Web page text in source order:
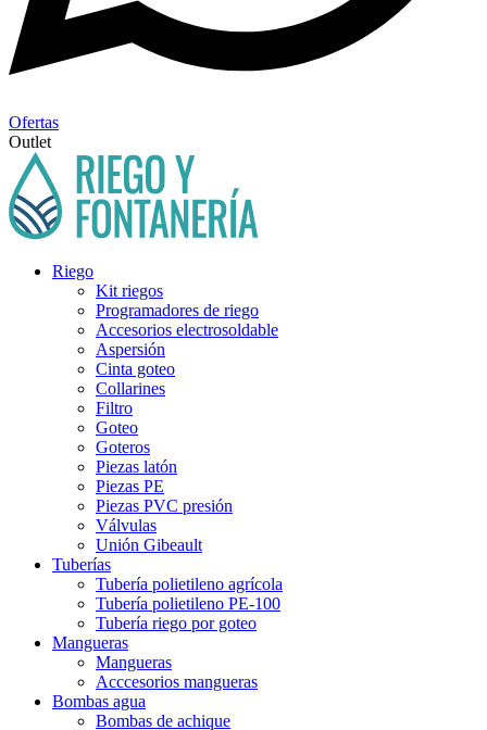
Ofertas
Outlet
Riego
Kit riegos
Programadores de riego
Accesorios electrosoldable
Aspersión
Cinta goteo
Collarines
Filtro
Goteo
Goteros
Piezas latón
Piezas PE
Piezas PVC presión
Válvulas
Unión Gibeault
Tuberías
Tubería polietileno agrícola
Tubería polietileno PE-100
Tubería riego por goteo
Mangueras
Mangueras
Acccesorios mangueras
Bombas agua
Bombas de achique